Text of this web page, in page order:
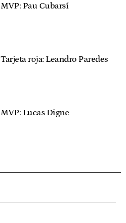
MVP: Pau Cubarsí
Tarjeta roja: Leandro Paredes
MVP: Lucas Digne